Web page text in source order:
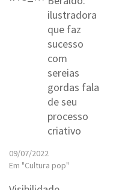
ilustradora
que faz
sucesso
com
sereias
gordas fala
de seu
processo
criativo
09/07/2022
Em "Cultura pop"